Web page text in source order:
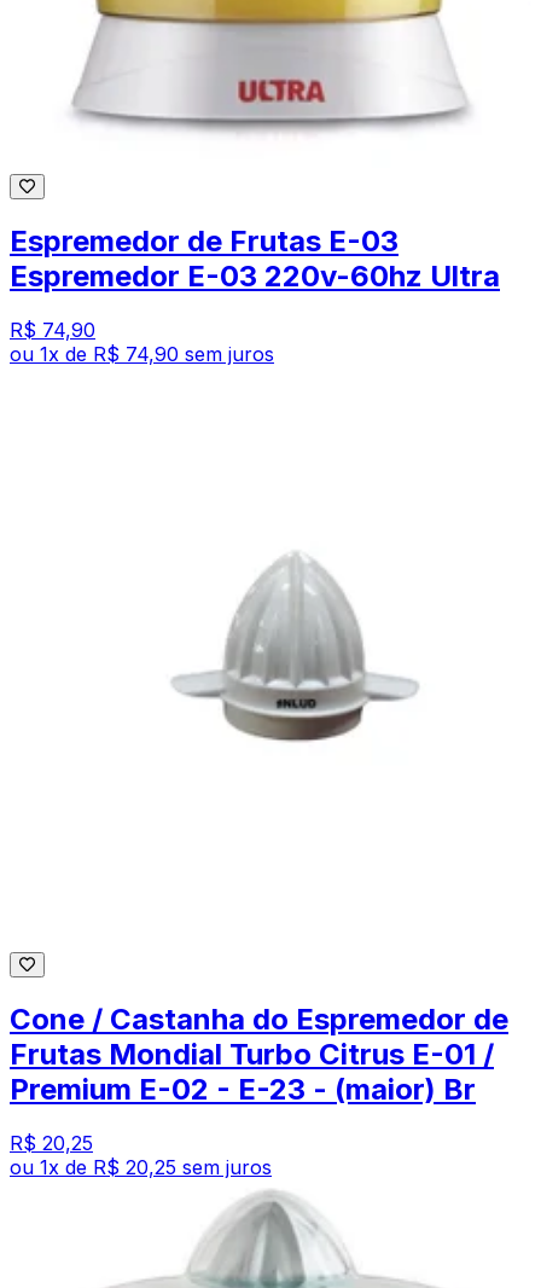
Espremedor de Frutas E-03
Espremedor E-03 220v-60hz Ultra
R$ 74,90
ou 1x de R$ 74,90 sem juros
Cone / Castanha do Espremedor de
Frutas Mondial Turbo Citrus E-01 /
Premium E-02 - E-23 - (maior) Br
R$ 20,25
ou 1x de R$ 20,25 sem juros